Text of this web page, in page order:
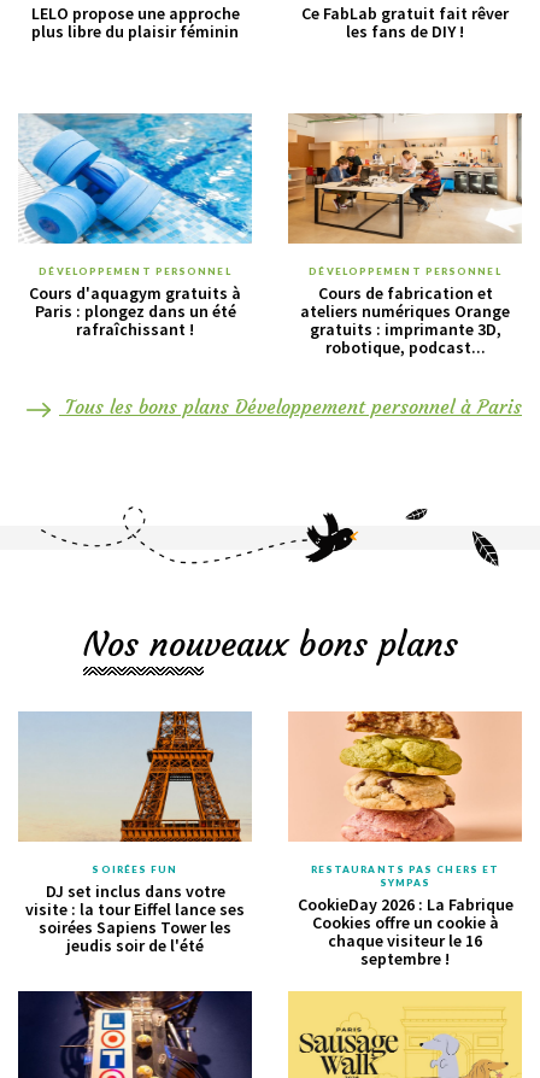
LELO propose une approche
plus libre du plaisir féminin
Ce FabLab gratuit fait rêver
les fans de DIY !
DÉVELOPPEMENT PERSONNEL
Cours d'aquagym gratuits à
Paris : plongez dans un été
rafraîchissant !
DÉVELOPPEMENT PERSONNEL
Cours de fabrication et
ateliers numériques Orange
gratuits : imprimante 3D,
robotique, podcast...
Tous les bons plans Développement personnel à Paris
Nos nouveaux bons plans
SOIRÉES FUN
DJ set inclus dans votre
visite : la tour Eiffel lance ses
soirées Sapiens Tower les
jeudis soir de l'été
RESTAURANTS PAS CHERS ET
SYMPAS
CookieDay 2026 : La Fabrique
Cookies offre un cookie à
chaque visiteur le 16
septembre !